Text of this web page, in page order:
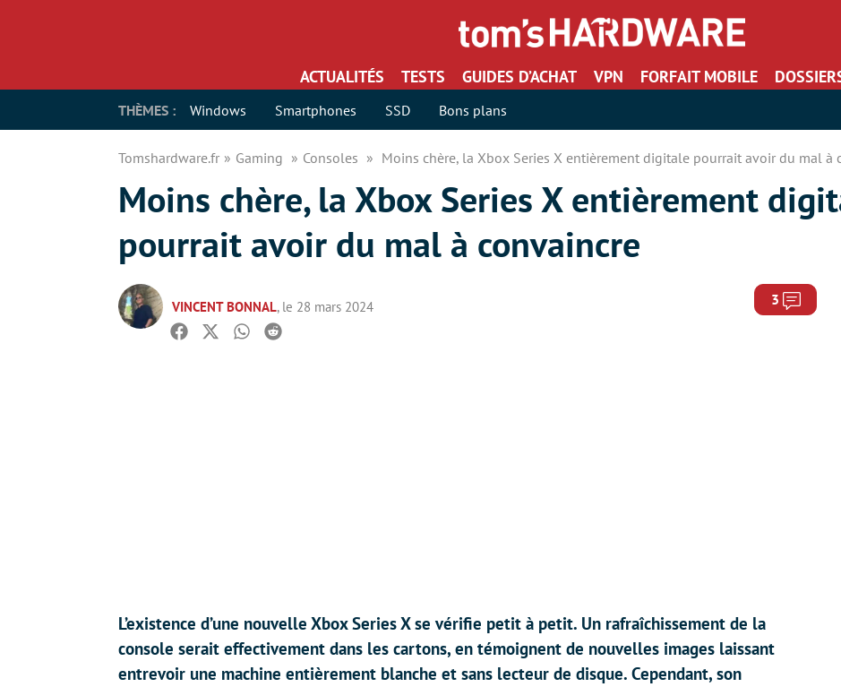
ACTUALITÉS TESTS GUIDES D’ACHAT VPN FORFAIT MOBILE
THÈMES : Windows Smartphones SSD Bons plans
Tomshardware.fr Gaming Consoles Moins chère, la Xbox Series X entièrement digitale pourrait avoir du mal à
Moins chère, la Xbox Series X entièrement
pourrait avoir du mal à convaincre
VINCENT BONNAL, le 28 mars 2024 3
Facebook
TwitterWhatsapp
Reddit
L’existence d’une nouvelle Xbox Series X se vérifie petit à petit. Un rafraîchissement de la
console serait effectivement dans les cartons, en témoignent de nouvelles images laissant
entrevoir une machine entièrement blanche et sans lecteur de disque. Cependant, son